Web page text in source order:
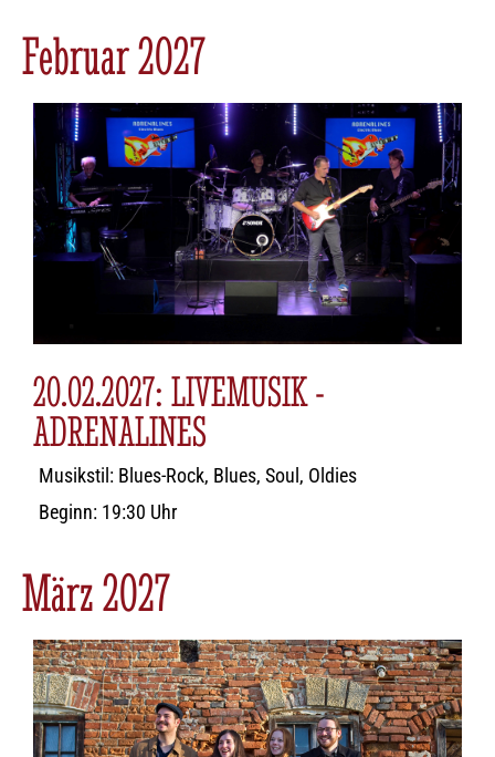
Februar 2027
20.02.2027: LIVEMUSIK -
ADRENALINES
Musikstil: Blues-Rock, Blues, Soul, Oldies
Beginn: 19:30 Uhr
März 2027